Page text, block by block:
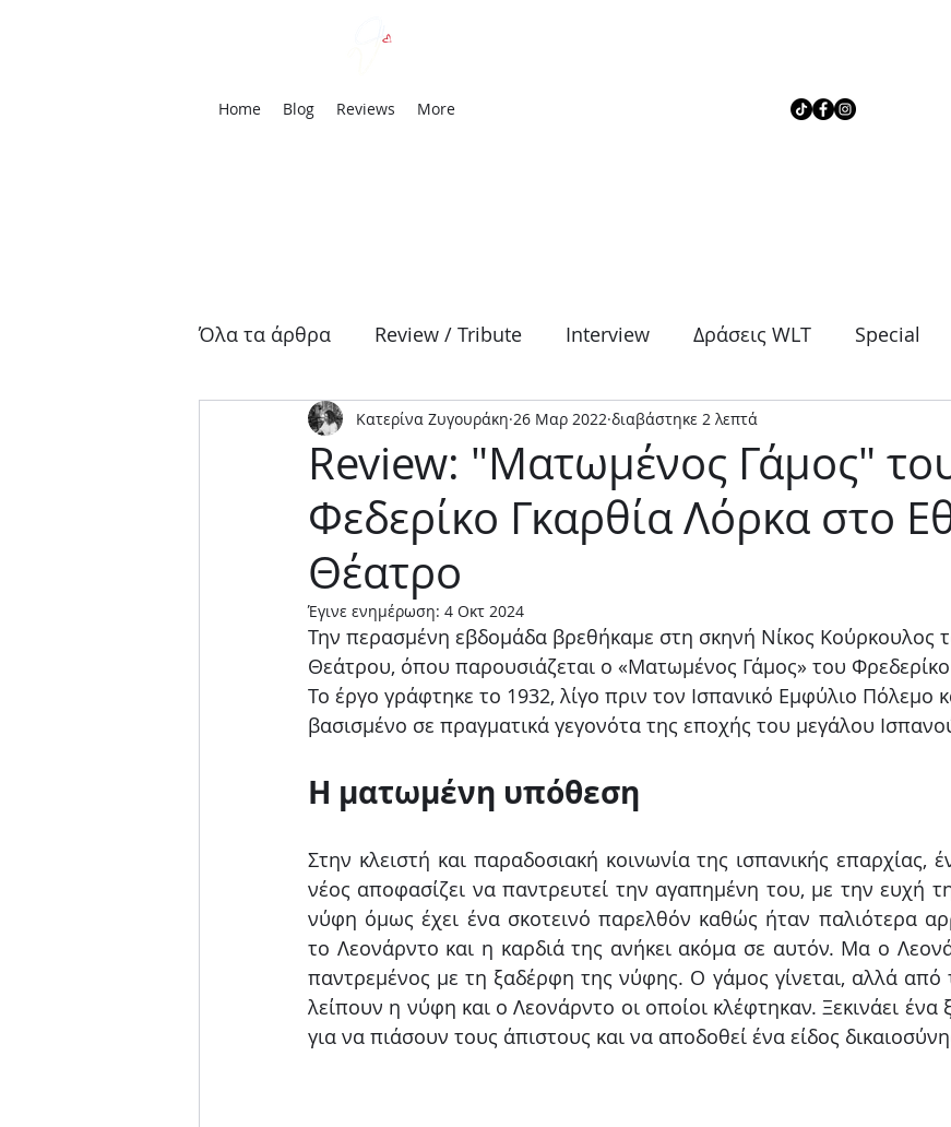
Home Blog Reviews More
Όλα τα άρθρα Review / Tribute Interview Δράσεις WLT Special
Αρχαία Τραγωδία Δράμα Θρίλερ Κοινωνικό
Μουσική παράσταση Παιδικό Stand up Φαντασίας
Review: "Ματωμένος Γάμος"
Φεδερίκο Γκαρθία Λόρκα στο
Θέατρο
Κατερίνα Ζυγουράκη 26 Μαρ 2022 διαβάστηκε 2 λεπτά
Έγινε ενημέρωση: 4 Οκτ 2024
Την περασμένη εβδομάδα βρεθήκαμε στη σκηνή Νίκος Κούρκουλος
Θεάτρου, όπου παρουσιάζεται ο «Ματωμένος Γάμος» του
Το έργο γράφτηκε το 1932, λίγο πριν τον Ισπανικό Εμφύλιο Πόλεμο
βασισμένο σε πραγματικά γεγονότα της εποχής του μεγάλου
Η ματωμένη υπόθεση
Στην κλειστή και παραδοσιακή κοινωνία της ισπανικής επαρχίας,
νέος αποφασίζει να παντρευτεί την αγαπημένη του, με την ευχή
νύφη όμως έχει ένα σκοτεινό παρελθόν καθώς ήταν παλιότερα
το Λεονάρντο και η καρδιά της ανήκει ακόμα σε αυτόν. Μα ο
παντρεμένος με τη ξαδέρφη της νύφης. Ο γάμος γίνεται, αλλά από
λείπουν η νύφη και ο Λεονάρντο οι οποίοι κλέφτηκαν. Ξεκινάει ένα
για να πιάσουν τους άπιστους και να αποδοθεί ένα είδος